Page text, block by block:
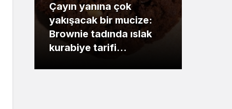
Çayın yanına çok
yakışacak bir mucize:
Brownie tadında ıslak
kurabiye tarifi…